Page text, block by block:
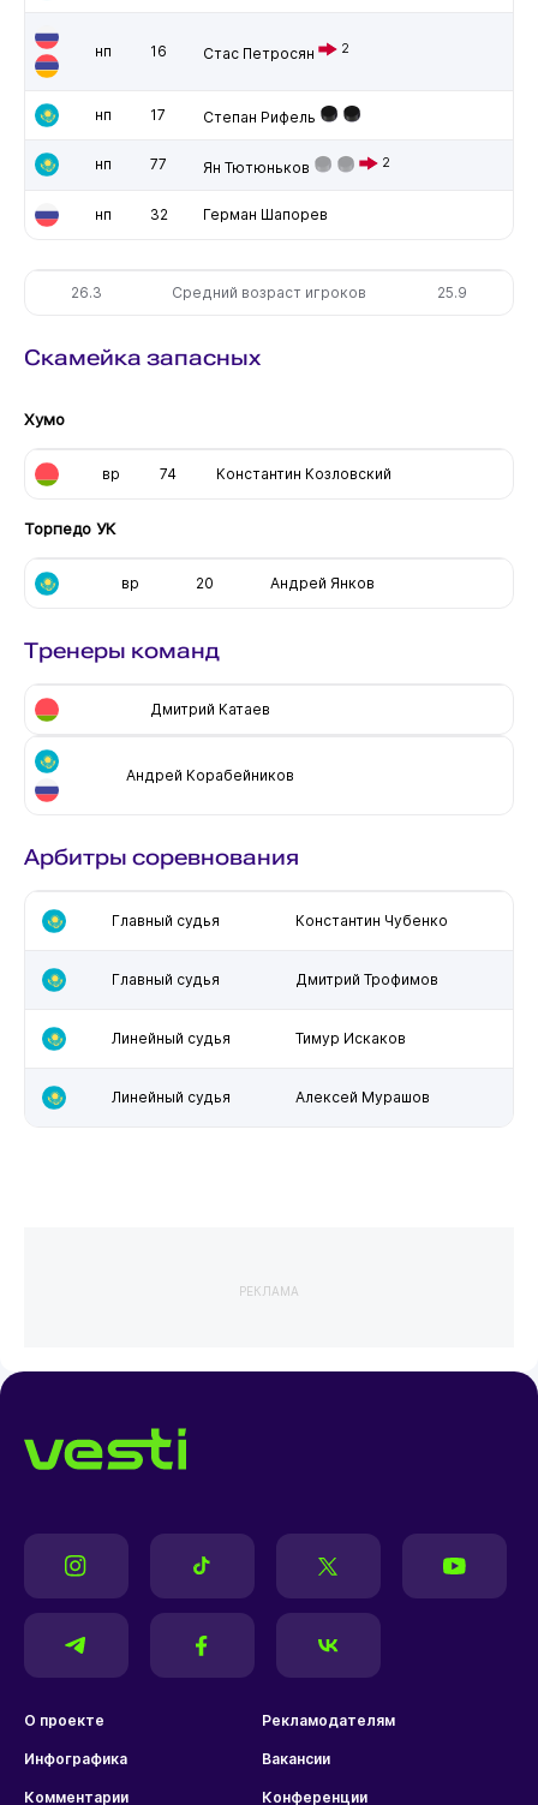
нп 16 Стас Петросян 2
нп 17 Степан Рифель
нп 77 Ян Тютюньков 2
нп 32 Герман Шапорев
26.3 Средний возраст игроков 25.9
Скамейка запасных
Хумо
вр 74 Константин Козловский
Торпедо УК
вр 20 Андрей Янков
Тренеры команд
Дмитрий Катаев
Андрей Корабейников
Арбитры соревнования
Главный судья Константин Чубенко
Главный судья Дмитрий Трофимов
Линейный судья Тимур Искаков
Линейный судья Алексей Мурашов
РЕКЛАМА
О проекте Рекламодателям
Инфографика Вакансии
Комментарии Конференции